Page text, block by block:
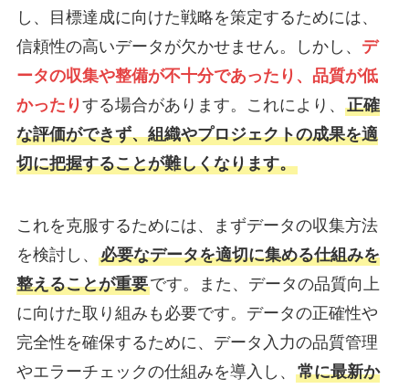
し、目標達成に向けた戦略を策定するためには、
信頼性の高いデータが欠かせません。しかし、 デ
ータの収集や整備が不十分であったり、品質が低
かったりする場合があります。これにより、 正確
な評価ができず、組織やプロジェクトの成果を適
切に把握することが難しくなります。
これを克服するためには、まずデータの収集方法
を検討し、 必要なデータを適切に集める仕組みを
整えることが重要です。また、データの品質向上
に向けた取り組みも必要です。データの正確性や
完全性を確保するために、データ入力の品質管理
やエラーチェックの仕組みを導入し、 常に最新か